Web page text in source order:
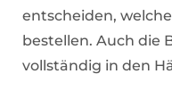
entscheiden,
bestellen. Auch die
vollständig in den